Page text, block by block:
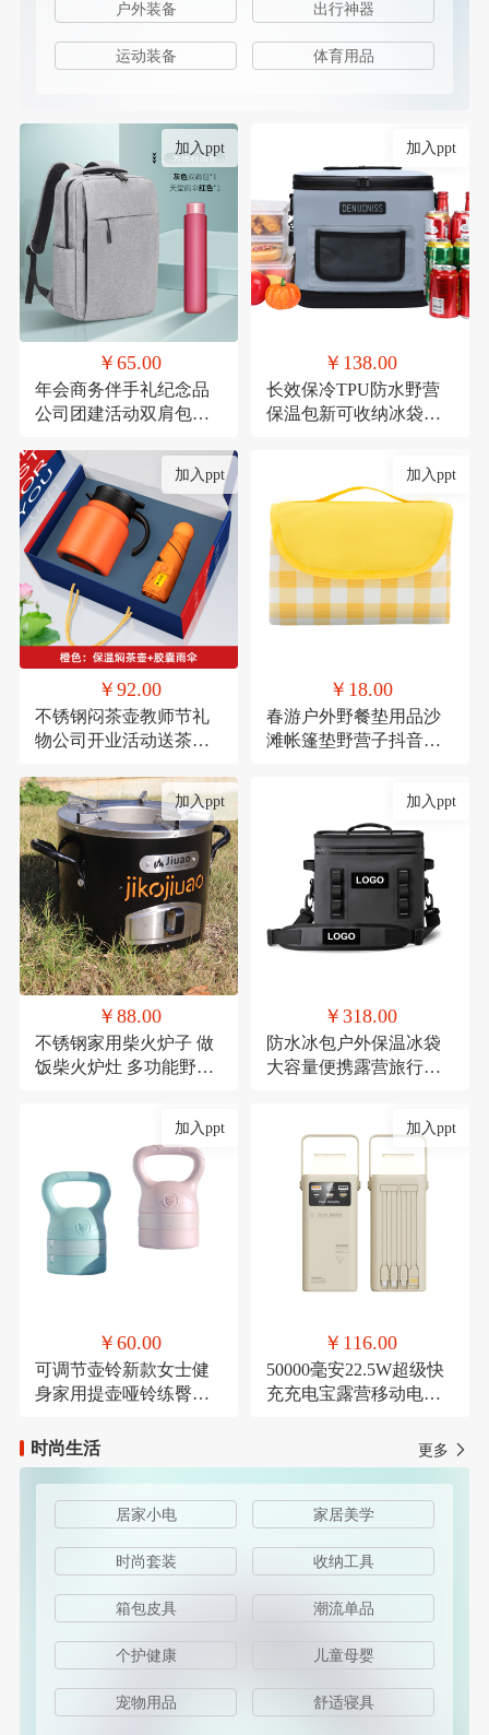
户外装备 出行神器
运动装备 体育用品
加入ppt
￥65.00
年会商务伴手礼纪念品
公司团建活动双肩包实
加入ppt
￥138.00
长效保冷TPU防水野营
保温包新可收纳冰袋冰
加入ppt
￥92.00
不锈钢闷茶壶教师节礼
物公司开业活动送茶具
加入ppt
￥18.00
春游户外野餐垫用品沙
滩帐篷垫野营子抖音网
加入ppt
￥88.00
不锈钢家用柴火炉子 做
饭柴火炉灶 多功能野餐
加入ppt
￥318.00
防水冰包户外保温冰袋
大容量便携露营旅行保
加入ppt
￥60.00
可调节壶铃新款女士健
身家用提壶哑铃练臀翘
加入ppt
￥116.00
50000毫安22.5W超级快
充充电宝露营移动电源
时尚生活
更多
居家小电 家居美学
时尚套装 收纳工具
箱包皮具 潮流单品
个护健康 儿童母婴
宠物用品 舒适寝具